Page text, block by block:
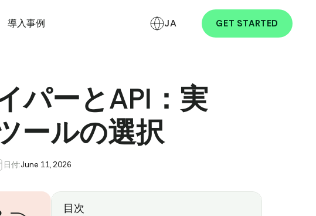
導入事例 JA GET STARTED
パーとAPI：実
ールの選択
日付:June 11, 2026
目次